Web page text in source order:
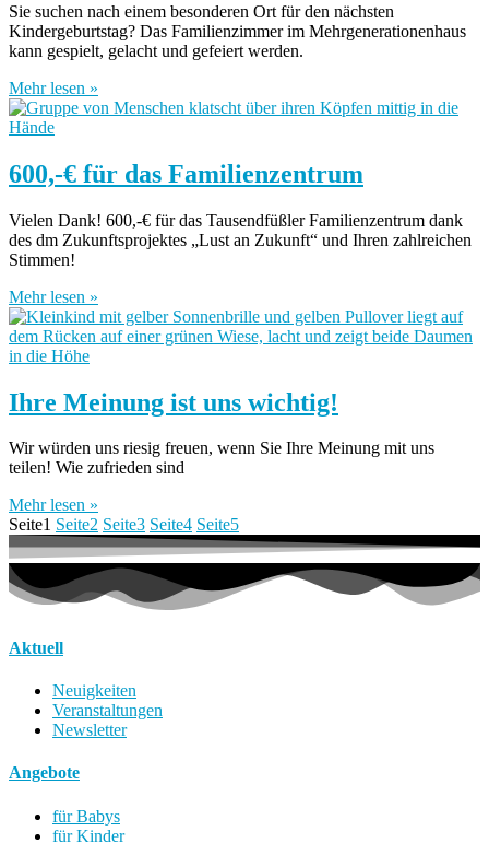
Sie suchen nach einem besonderen Ort für den nächsten
Kindergeburtstag? Das Familienzimmer im Mehrgenerationenhaus
kann gespielt, gelacht und gefeiert werden.
Mehr lesen »
600,-€ für das Familienzentrum
Vielen Dank! 600,-€ für das Tausendfüßler Familienzentrum dank
des dm Zukunftsprojektes „Lust an Zukunft“ und Ihren zahlreichen
Stimmen!
Mehr lesen »
Ihre Meinung ist uns wichtig!
Wir würden uns riesig freuen, wenn Sie Ihre Meinung mit uns
teilen! Wie zufrieden sind
Mehr lesen »
Seite1 Seite2 Seite3 Seite4 Seite5
Aktuell
Neuigkeiten
Veranstaltungen
Newsletter
Angebote
für Babys
für Kinder